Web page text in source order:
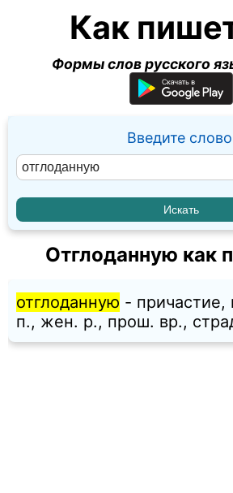
Как
Формы слов русского
Введите
Отглоданную как
отглоданную - причастие,
п., жен. p., прош. вр.,